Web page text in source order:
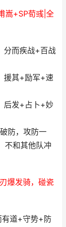
嵩+SP荀彧|全
分而疾战+百战
援其+励军+速
后发+占卜+妙
防，攻防一
不和其他队冲
爆发骑，碰瓷
有道+守势+防